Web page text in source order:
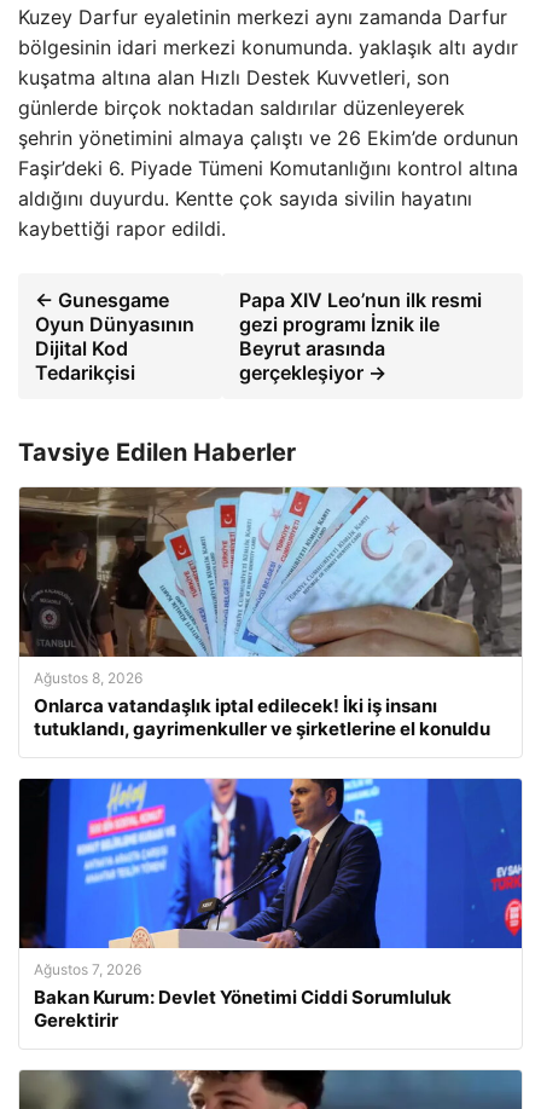
Kuzey Darfur eyaletinin merkezi aynı zamanda Darfur
bölgesinin idari merkezi konumunda. yaklaşık altı aydır
kuşatma altına alan Hızlı Destek Kuvvetleri, son
günlerde birçok noktadan saldırılar düzenleyerek
şehrin yönetimini almaya çalıştı ve 26 Ekim’de ordunun
Faşir’deki 6. Piyade Tümeni Komutanlığını kontrol altına
aldığını duyurdu. Kentte çok sayıda sivilin hayatını
kaybettiği rapor edildi.
← Gunesgame
Oyun Dünyasının
Dijital Kod
Tedarikçisi
Papa XIV Leo’nun ilk resmi
gezi programı İznik ile
Beyrut arasında
gerçekleşiyor →
Tavsiye Edilen Haberler
Ağustos 8, 2026
Onlarca vatandaşlık iptal edilecek! İki iş insanı
tutuklandı, gayrimenkuller ve şirketlerine el konuldu
Ağustos 7, 2026
Bakan Kurum: Devlet Yönetimi Ciddi Sorumluluk
Gerektirir